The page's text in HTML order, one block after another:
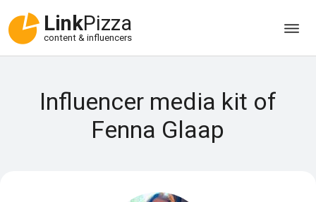
LinkPizza
content & influencers
Influencer media kit of
Fenna Glaap